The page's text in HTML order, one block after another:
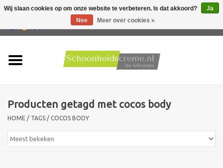
Producten
Huidproblemen
Producten getagd met cocos body
HOME / TAGS / COCOS BODY
Wij slaan cookies op om onze website te verbeteren. Is dat akkoord?
Ja
Nee
Meer over cookies »